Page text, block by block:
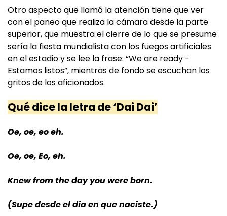
Otro aspecto que llamó la atención tiene que ver
con el paneo que realiza la cámara desde la parte
superior, que muestra el cierre de lo que se presume
sería la fiesta mundialista con los fuegos artificiales
en el estadio y se lee la frase: “We are ready -
Estamos listos”, mientras de fondo se escuchan los
gritos de los aficionados.
Qué dice la letra de ‘Dai Dai’
Oe, oe, eo eh.
Oe, oe, Eo, eh.
Knew from the day you were born.
(Supe desde el día en que naciste.)